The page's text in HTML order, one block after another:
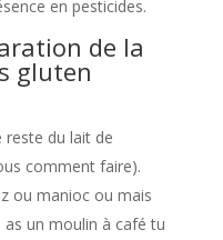
en pesticides.
de la
gluten
reste du lait de
comment faire).
ou manioc ou mais
as un moulin à café tu